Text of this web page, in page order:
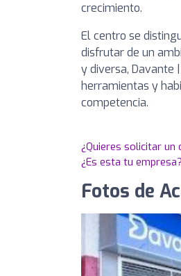
crecimiento.
El centro se
disfrutar de un
y diversa, Davante
herramientas y
competencia.
¿Quieres solicitar un
¿Es esta tu
Fotos de